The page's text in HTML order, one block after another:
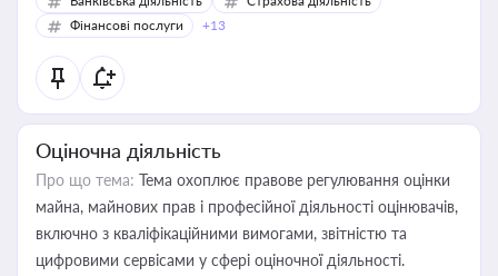
Фінансові послуги
+13
Оціночна діяльність
Про що тема: Тема охоплює правове регулювання оцінки
майна, майнових прав і професійної діяльності оцінювачів,
включно з кваліфікаційними вимогами, звітністю та
цифровими сервісами у сфері оціночної діяльності.